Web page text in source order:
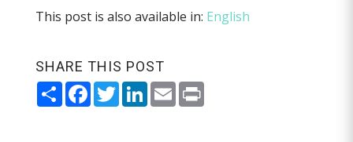
This post is also available in: English
SHARE THIS POST
ShareFacebook
TwitterLinkedIn
EmailPrint